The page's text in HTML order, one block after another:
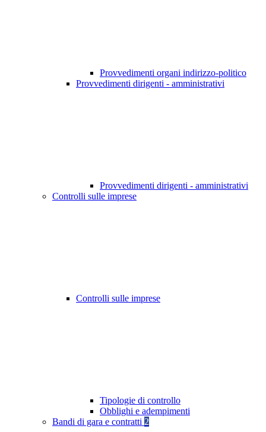
Provvedimenti organi indirizzo-politico
Provvedimenti dirigenti - amministrativi
Provvedimenti dirigenti - amministrativi
Controlli sulle imprese
Controlli sulle imprese
Tipologie di controllo
Obblighi e adempimenti
Bandi di gara e contratti 2